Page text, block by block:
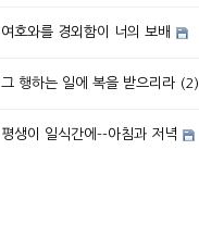
여호와를 경외함이 너의 보배
그 행하는 일에 복을 받으리라 (2)
평생이 일식간에--아침과 저녁